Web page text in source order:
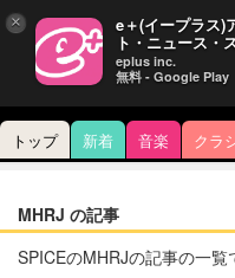
トップ 新着 音楽 クラ
MHRJ の記事
SPICEのMHRJの記事の一覧
× e＋(イープラス)
ト・ニュース・
eplus inc.
無料 - Google Play